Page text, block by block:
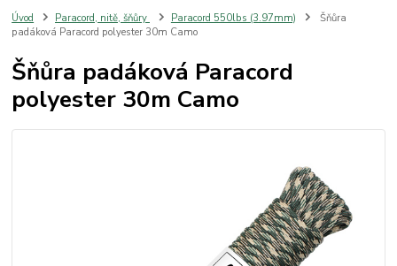
Úvod Paracord, nitě, šňůry Paracord 550lbs (3.97mm)
Šňůra
padáková Paracord polyester 30m Camo
Šňůra padáková Paracord
polyester 30m Camo